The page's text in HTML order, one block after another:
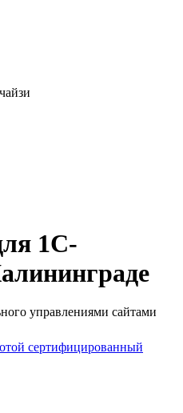
1С-
управлениями сайтами
сертифицированный